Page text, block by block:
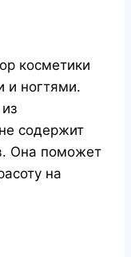
косметики
и ногтями.
содержит
Она поможет
на